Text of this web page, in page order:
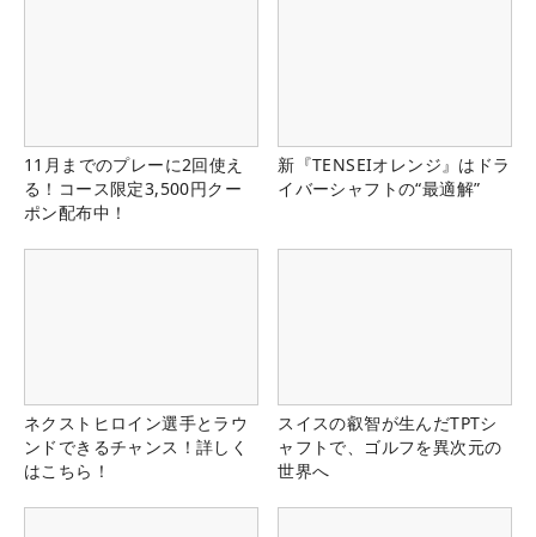
11月までのプレーに2回使え
る！コース限定3,500円クー
ポン配布中！
新『TENSEIオレンジ』はドラ
イバーシャフトの“最適解”
ネクストヒロイン選手とラウ
ンドできるチャンス！詳しく
はこちら！
スイスの叡智が生んだTPTシ
ャフトで、ゴルフを異次元の
世界へ